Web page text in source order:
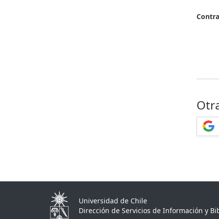
Universidad de Chile
Dirección de Servicios de Información y